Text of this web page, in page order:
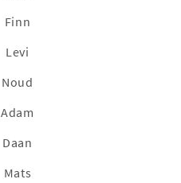
Finn
Levi
Noud
Adam
Daan
Mats